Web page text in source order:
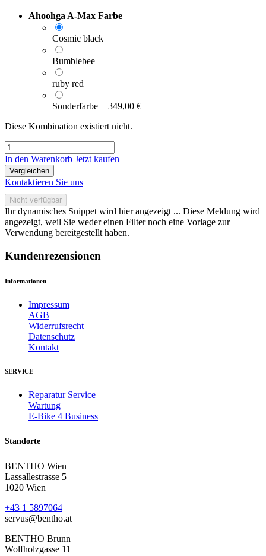
Ahoohga A-Max Farbe
Cosmic black
Bumblebee
ruby red
Sonderfarbe + 349,00 €
Diese Kombination existiert nicht.
In den Warenkorb Jetzt kaufen
Vergleichen
Kontaktieren Sie uns
Nicht verfügbar
Ihr dynamisches Snippet wird hier angezeigt ... Diese Meldung wird
angezeigt, weil Sie weder einen Filter noch eine Vorlage zur
Verwendung bereitgestellt haben.
Kundenrezensionen
Informationen
Impressum
AGB
Widerrufsrecht
Datenschutz
Kontakt
SERVICE
Reparatur Service
Wartung
E-Bike 4 Business
Standorte
BENTHO Wien
Lassallestrasse 5
1020 Wien
+43 1 5897064
servus@bentho.at
BENTHO Brunn
Wolfholzgasse 11